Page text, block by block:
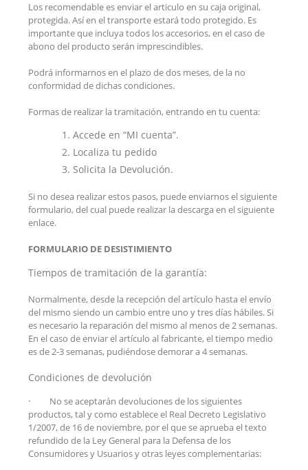
Los recomendable es enviar el articulo en su caja original,
protegida. Así en el transporte estará todo protegido. Es
importante que incluya todos los accesorios, en el caso de
abono del producto serán imprescindibles.
Podrá informarnos en el plazo de dos meses, de la no
conformidad de dichas condiciones.
Formas de realizar la tramitación, entrando en tu cuenta:
Accede en “MI cuenta”.
Localiza tu pedido
Solicita la Devolución.
Si no desea realizar estos pasos, puede enviarnos el siguiente
formulario, del cual puede realizar la descarga en el siguiente
enlace.
FORMULARIO DE DESISTIMIENTO
Tiempos de tramitación de la garantía:
Normalmente, desde la recepción del artículo hasta el envío
del mismo siendo un cambio entre uno y tres días hábiles. Si
es necesario la reparación del mismo al menos de 2 semanas.
En el caso de enviar el artículo al fabricante, el tiempo medio
es de 2-3 semanas, pudiéndose demorar a 4 semanas.
Condiciones de devolución
·
No se aceptarán devoluciones de los siguientes
productos, tal y como establece el Real Decreto Legislativo
1/2007, de 16 de noviembre, por el que se aprueba el texto
refundido de la Ley General para la Defensa de los
Consumidores y Usuarios y otras leyes complementarias: